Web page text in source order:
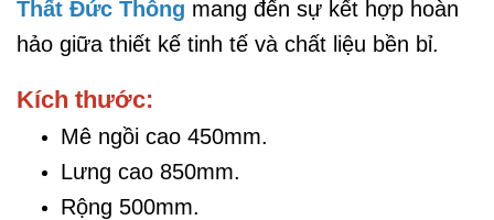
Thất Đức Thông mang đến sự kết hợp hoàn
hảo giữa thiết kế tinh tế và chất liệu bền bỉ.
Kích thước:
Mê ngồi cao 450mm.
Lưng cao 850mm.
Rộng 500mm.